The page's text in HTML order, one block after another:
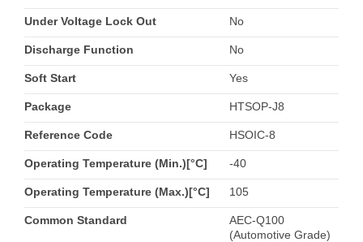
Under Voltage Lock Out No
Discharge Function No
Soft Start Yes
Package HTSOP-J8
Reference Code HSOIC-8
Operating Temperature (Min.)[°C] -40
Operating Temperature (Max.)[°C] 105
Common Standard
AEC-Q100
(Automotive Grade)